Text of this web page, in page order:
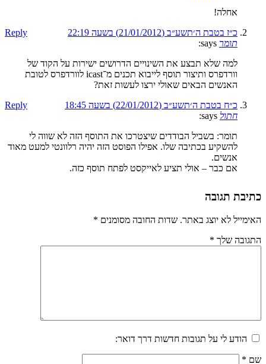
אחלה!
כ״ז בטבת ה׳תשע״ב (21/01/2012) בשעה 22:19
Reply
תומר says:
למה שלא תבצע את השינויים הדרושים ישירות על הקוד של
וורדפרס ותיצור תוסף לייבוא תכנים מ־icast לוורדפרס לטובת
האנשים הבאים שאולי ירצו לעשות זאת?
כ״ח בטבת ה׳תשע״ב (22/01/2012) בשעה 18:45
Reply
חתול says:
תומר: בשביל הבודדים שיצטרכו את התוסף הזה לא שווה לי
להשקיע בכתיבה שלו. אפילו הפוסט הזה יהיה רלוונטי למעט מאוד
אנשים.
אם כבר – אולי תציע לאייקסט לפתח תוסף כזה.
כתיבת תגובה
האימייל לא יוצג באתר. שדות החובה מסומנים *
התגובה שלך *
הודע לי על תגובות חדשות דרך דואר:
שם *